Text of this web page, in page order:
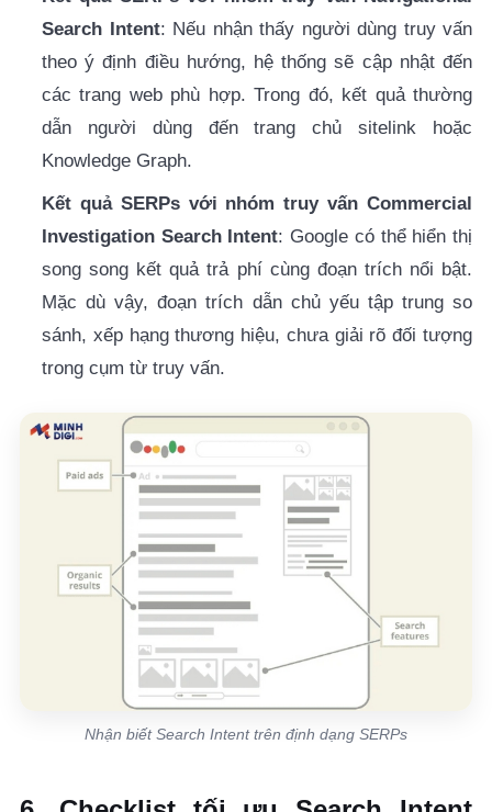
Search Intent: Nếu nhận thấy người dùng truy vấn
theo ý định điều hướng, hệ thống sẽ cập nhật đến
các trang web phù hợp. Trong đó, kết quả thường
dẫn người dùng đến trang chủsitelink hoặc
Knowledge Graph.
Kết quả SERPs với nhóm truy vấn Commercial
Investigation Search Intent: Google có thể hiển thị
song song kết quả trả phí cùng đoạn trích nổi bật.
Mặc dù vậy, đoạn trích dẫn chủ yếu tập trung so
sánh, xếp hạng thương hiệu, chưa giải rõ đối tượng
trong cụm từ truy vấn.
Nhận biết Search Intent trên định dạng SERPs